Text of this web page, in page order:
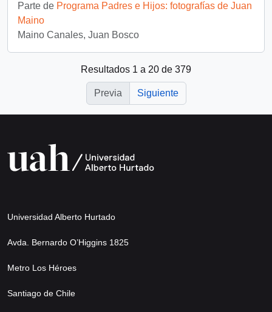
Parte de Programa Padres e Hijos: fotografías de Juan
Maino
Maino Canales, Juan Bosco
Resultados 1 a 20 de 379
Previa Siguiente
Universidad Alberto Hurtado
Avda. Bernardo O’Higgins 1825
Metro Los Héroes
Santiago de Chile